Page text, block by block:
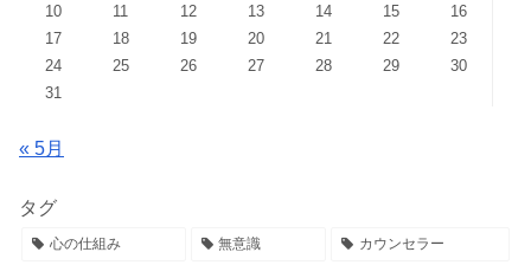
10
11 12 13 14 15
16
17
18 19 20 21 22
23
24
25 26 27 28 29
30
31
« 5月
タグ
心の仕組み 無意識 カウンセラー